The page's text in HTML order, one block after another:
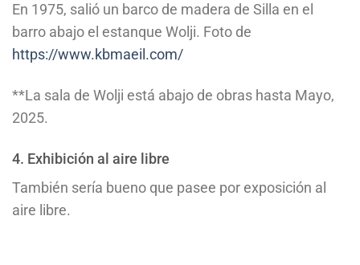
En 1975, salió un barco de madera de Silla en el
barro abajo el estanque Wolji. Foto de
https://www.kbmaeil.com/
**La sala de Wolji está abajo de obras hasta Mayo,
2025.
4. Exhibición al aire libre
También sería bueno que pasee por exposición al
aire libre.